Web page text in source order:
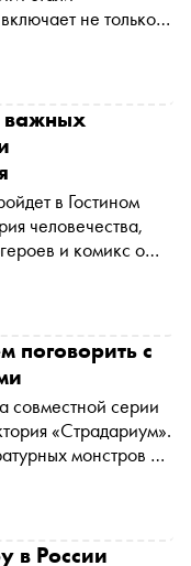
не только
важных
в Гостином
человечества,
и комикс о
продолжает
поговорить с
совместной серии
«Страдариум».
монстров от
век — эпоху
монстров,
в России